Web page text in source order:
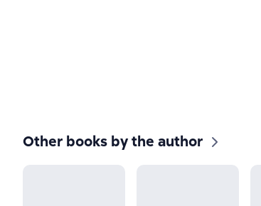
Other books by the author